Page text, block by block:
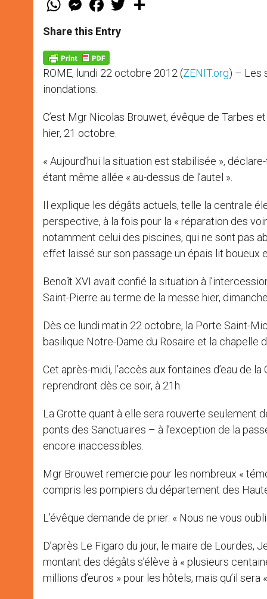
t
s
p
p
e
s
e
g
e
r
a
e
b
k
w
Share this Entry
ROME, lundi 22 octobre 2012 (ZENIT.org) – Les
inondations.
C’est Mgr Nicolas Brouwet, évêque de Tarbes
hier, 21 octobre.
« Aujourd’hui la situation est stabilisée »,
étant même allée « au-dessus de l’autel ».
Il explique les dégâts actuels, telle la centrale
perspective, à la fois pour la « réparation des
notamment celui des piscines, qui ne sont pas
effet laissé sur son passage un épais lit boueux
Benoît XVI avait confié la situation à
Saint-Pierre au terme de la messe hier,
Dès ce lundi matin 22 octobre, la Porte Saint-
basilique Notre-Dame du Rosaire et la chapelle
Cet après-midi, l’accès aux fontaines d’eau de
reprendront dès ce soir, à 21h.
La Grotte quant à elle sera rouverte seulement
ponts des Sanctuaires – à l’exception de la
encore inaccessibles.
Mgr Brouwet remercie pour les nombreux «
compris les pompiers du département des
L’évêque demande de prier. « Nous ne vous
D’après Le Figaro du jour, le maire de Lourdes,
montant des dégâts s’élève à « plusieurs
millions d’euros » pour les hôtels, mais qu’il